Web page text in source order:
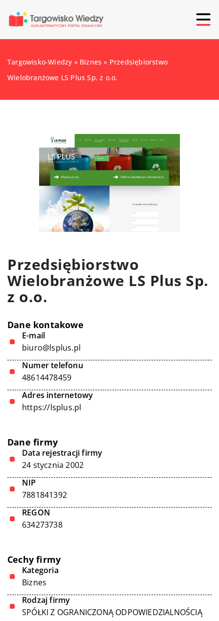
Targowisko-Wiedzy » Biznes » Przedsiębiorstwo
Wielobranżowe LS Plus Sp. z o.o.
Przedsiębiorstwo
Wielobranżowe LS Plus Sp.
z o.o.
Dane kontakowe
E-mail
biuro@lsplus.pl
Numer telefonu
48614478459
Adres internetowy
https://lsplus.pl
Dane firmy
Data rejestracji firmy
24 stycznia 2002
NIP
7881841392
REGON
634273738
Cechy firmy
Kategoria
Biznes
Rodzaj firmy
SPÓŁKI Z OGRANICZONĄ ODPOWIEDZIALNOŚCIĄ